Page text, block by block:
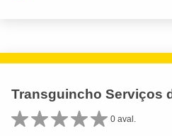
Transguincho Serviços
0 aval.